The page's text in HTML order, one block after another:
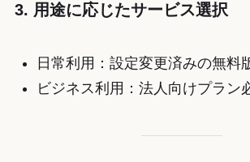
3. 用途に応じたサービス選択
日常利用：設定変更済みの無料
ビジネス利用：法人向けプラン